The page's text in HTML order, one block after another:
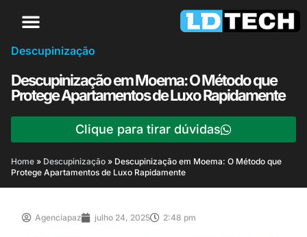
Descupinização
Descupinização em Moema: O Método que
Protege Apartamentos de Luxo Rapidamente
Clique para tirar dúvidas
Home » Descupinização » Descupinização em Moema: O Método que
Protege Apartamentos de Luxo Rapidamente
Agenciapaz julho 24, 2025 2:48 pm